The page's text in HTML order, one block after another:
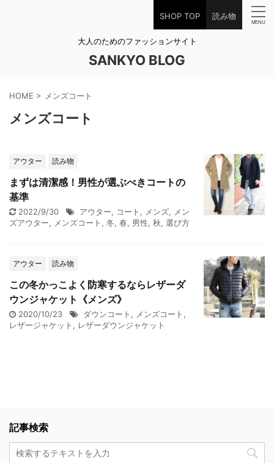
SHOP TOP 読み物
大人のためのファッションサイト
SANKYO BLOG
HOME > メンズコート
メンズコート
アウター 読み物
まずは清潔感！男性が選ぶべきコートの
基準
2022/9/30 アウター, コート , メンズ, メン
ズアウター, メンズコート , 冬, 春, 男性, 秋, 選び方
アウター 読み物
この冬かっこよく防寒するならレザーダ
ウンジャケット《メンズ》
2020/10/23 ダウンコート , メンズコート ,
レザージャケット , レザーダウンジャケット
記事検索